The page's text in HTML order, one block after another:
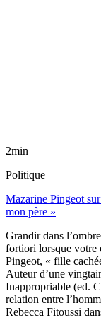
2min
Politique
Mazarine Pingeot
mon père »
Grandir dans
fortiori lorsque votre
Pingeot, « fille
Auteur d’une
Inappropriable (ed.
relation entre
Rebecca Fitoussi